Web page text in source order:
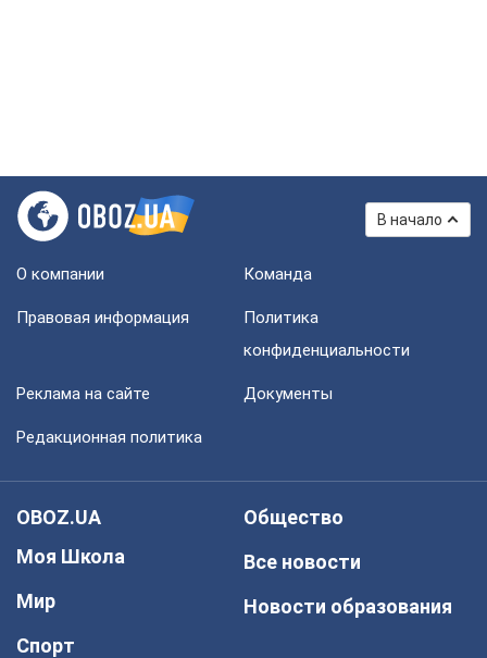
В начало
О компании Команда
Правовая информация
Политика
конфиденциальности
Реклама на сайте Документы
Редакционная политика
OBOZ.UA
Моя Школа
Мир
Спорт
Общество
Все новости
Новости образования